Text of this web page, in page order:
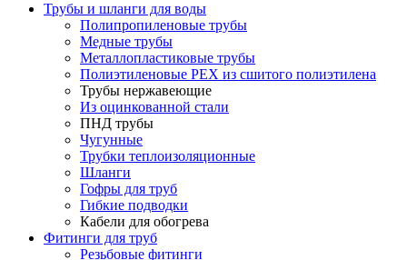
Трубы и шланги для воды
Полипропиленовые трубы
Медные трубы
Металлопластиковые трубы
Полиэтиленовые PEX из сшитого полиэтилена
Трубы нержавеющие
Из оцинкованной стали
ПНД трубы
Чугунные
Трубки теплоизоляционные
Шланги
Гофры для труб
Гибкие подводки
Кабели для обогрева
Фитинги для труб
Резьбовые фитинги